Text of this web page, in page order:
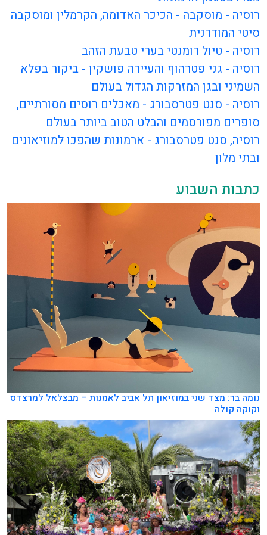
רוסיה - מוסקבה - הכיכר האדומה, הקרמלין ומוסקבה
סיטי המודרנית
רוסיה - טיול רומנטי בערי טבעת הזהב
רוסיה - גני פטרהוף והעיירה פושקין - ביקור בפלא
השמיני ובגן המזרקות הגדול בעולם
רוסיה - סנט פטרסבורג - מאכלים רוסים מסורתיים,
סופרים מפורסמים והבלט הטוב ביותר בעולם
רוסיה, סנט פטרסבורג - ארמונות שהפכו למוזיאונים
ובתי מלון
כתבות השבוע
נומה בר: מצד שני במוזיאון תל אביב לאמנות – מבצלאל למרצדס
וקוקה קולה